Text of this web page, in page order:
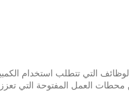
التي تتطلب استخدام
العمل المفتوحة التي